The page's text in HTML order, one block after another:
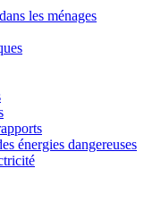
les ménages
énergies dangereuses